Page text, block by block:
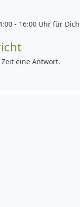
- 16:00 Uhr für Dich
eine Antwort.